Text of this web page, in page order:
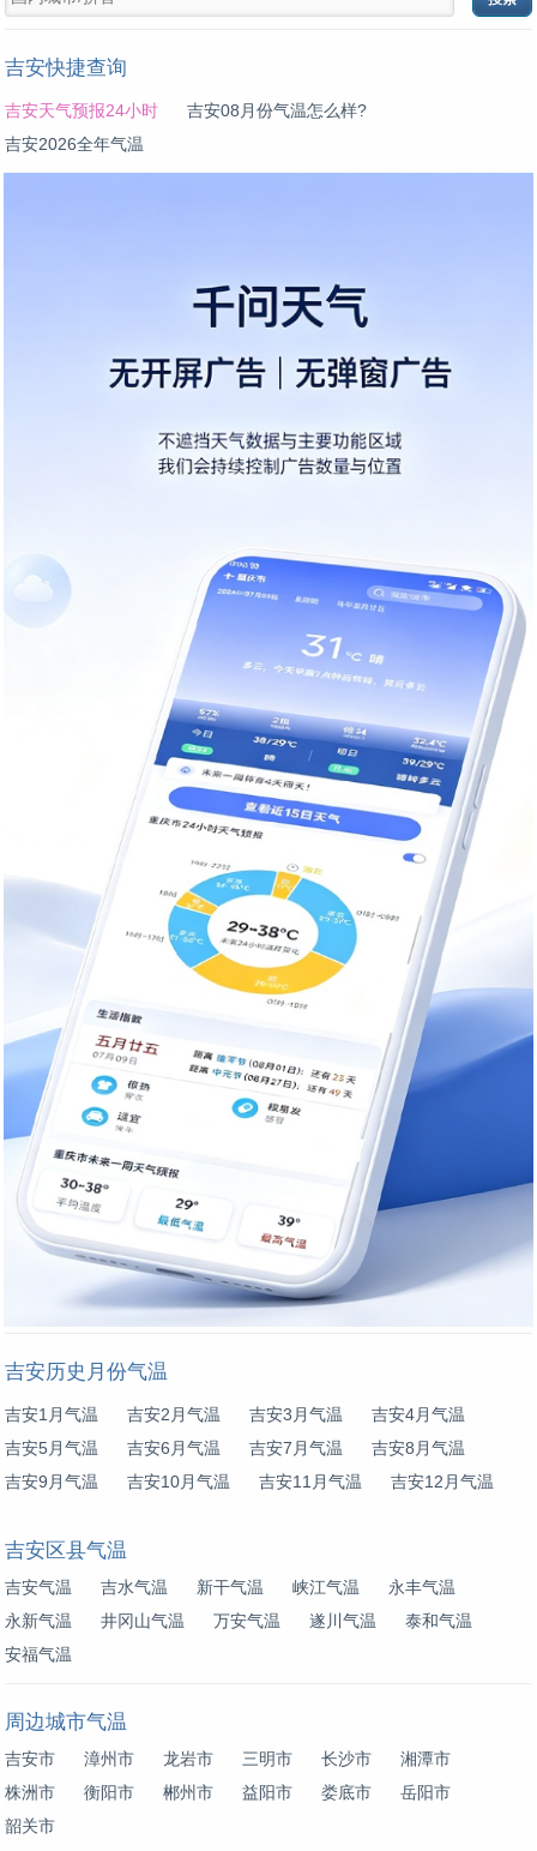
吉安快捷查询
吉安天气预报24小时
吉安08月份气温怎么样?
吉安2026全年气温
吉安历史月份气温
吉安1月气温 吉安2月气温 吉安3月气温
吉安4月气温
吉安5月气温
吉安6月气温 吉安7月气温
吉安8月气温
吉安9月气温
吉安10月气温 吉安11月气温 吉安12月气温
吉安区县气温
吉安气温 吉水气温 新干气温 峡江气温
永丰气温
永新气温
井冈山气温 万安气温 遂川气温
泰和气温
安福气温
周边城市气温
吉安市 漳州市 龙岩市 三明市 长沙市
湘潭市
株洲市
衡阳市 郴州市 益阳市 娄底市
岳阳市
韶关市